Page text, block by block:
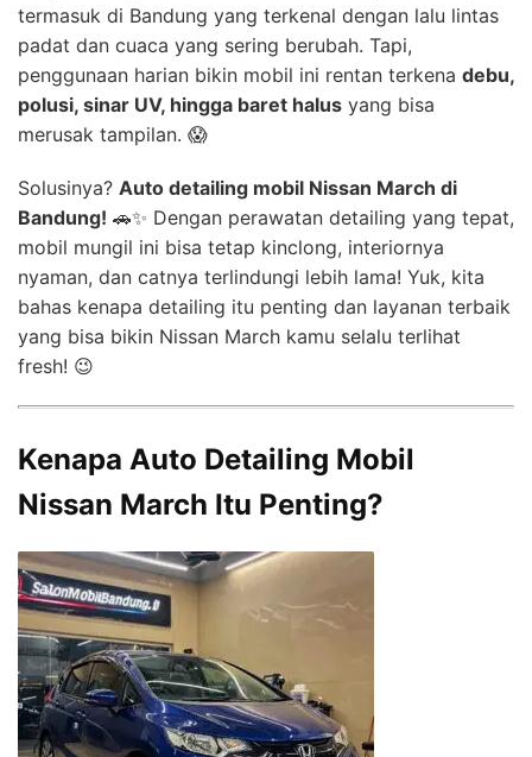
termasuk di Bandung yang terkenal dengan lalu lintas
padat dan cuaca yang sering berubah. Tapi,
penggunaan harian bikin mobil ini rentan terkena debu,
polusi, sinar UV, hingga baret halus yang bisa
merusak tampilan. 😱
Solusinya? Auto detailing mobil Nissan March di
Bandung! 🚗✨ Dengan perawatan detailing yang tepat,
mobil mungil ini bisa tetap kinclong, interiornya
nyaman, dan catnya terlindungi lebih lama! Yuk, kita
bahas kenapa detailing itu penting dan layanan terbaik
yang bisa bikin Nissan March kamu selalu terlihat
fresh! 😉
Kenapa Auto Detailing Mobil
Nissan March Itu Penting?